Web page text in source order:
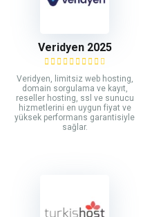
Veridyen 2025
Veridyen, limitsiz web hosting,
domain sorgulama ve kayıt,
reseller hosting, ssl ve sunucu
hizmetlerini en uygun fiyat ve
yüksek performans garantisiyle
sağlar.